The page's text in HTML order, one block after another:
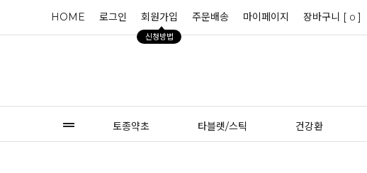
HOME 로그인 회원가입
신청방법
주문배송 마이페이지 장바구니 [ 0 ]
토종약초 타블렛/스틱 건강환